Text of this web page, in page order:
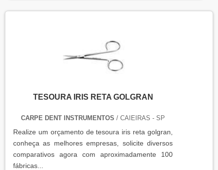
TESOURA IRIS RETA GOLGRAN
CARPE DENT INSTRUMENTOS / CAIEIRAS - SP
Realize um orçamento de tesoura iris reta golgran,
conheça as melhores empresas, solicite diversos
comparativos agora com aproximadamente 100
fábricas...